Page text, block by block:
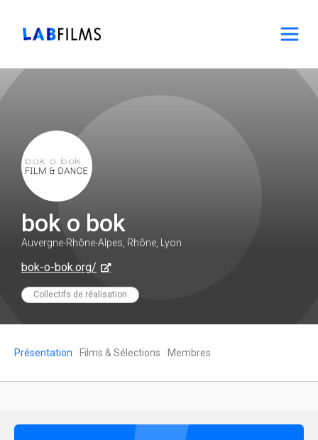
bok o bok
Auvergne-Rhône-Alpes, Rhône, Lyon
bok-o-bok.org/
Collectifs de réalisation
Présentation Films & Sélections Membres